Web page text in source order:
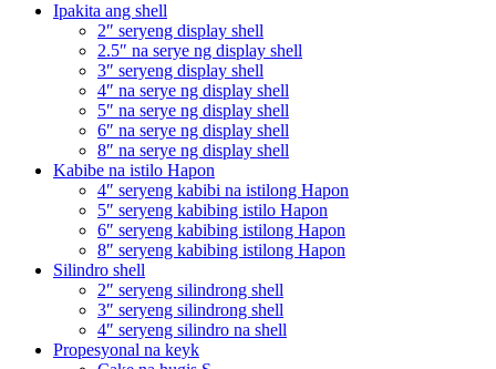
Ipakita ang shell
2″ seryeng display shell
2.5″ na serye ng display shell
3″ seryeng display shell
4″ na serye ng display shell
5″ na serye ng display shell
6″ na serye ng display shell
8″ na serye ng display shell
Kabibe na istilo Hapon
4″ seryeng kabibi na istilong Hapon
5″ seryeng kabibing istilo Hapon
6″ seryeng kabibing istilong Hapon
8″ seryeng kabibing istilong Hapon
Silindro shell
2″ seryeng silindrong shell
3″ seryeng silindrong shell
4″ seryeng silindro na shell
Propesyonal na keyk